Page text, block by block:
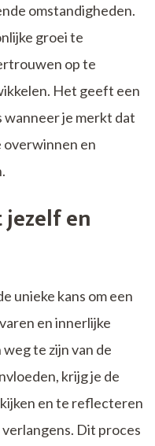
omstandigheden.
groei te
op te
Het geeft een
je merkt dat
overwinnen en
en
unieke kans om een
en innerlijke
te zijn van de
krijg je de
en te reflecteren
Dit proces